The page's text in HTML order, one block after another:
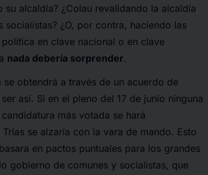
alcaldía? ¿Colau revalidando la alcaldía
¿O, por contra, haciendo las
en clave nacional o en clave
nada debería sorprender.
obtendrá a través de un acuerdo de
así. Si en el pleno del 17 de junio ninguna
más votada se hará
se alzaría con la vara de mando. Esto
en pactos puntuales para los grandes
gobierno de comunes y socialistas, que